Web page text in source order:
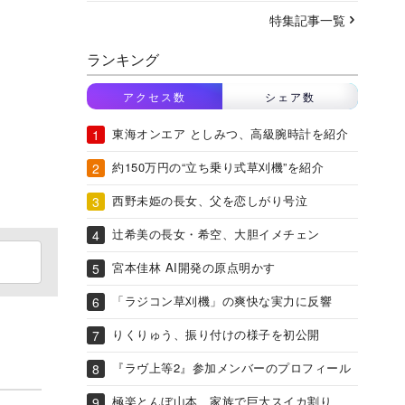
特集記事一覧
ランキング
アクセス数 シェア数
東海オンエア としみつ、高級腕時計を紹介
約150万円の“立ち乗り式草刈機”を紹介
西野未姫の長女、父を恋しがり号泣
辻希美の長女・希空、大胆イメチェン
宮本佳林 AI開発の原点明かす
「ラジコン草刈機」の爽快な実力に反響
りくりゅう、振り付けの様子を初公開
『ラヴ上等2』参加メンバーのプロフィール
極楽とんぼ山本、家族で巨大スイカ割り